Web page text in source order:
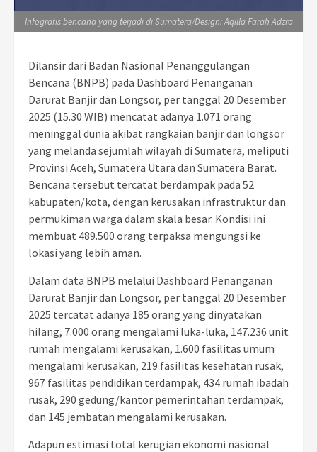
Infografis bencana yang terjadi di Sumatera/Design: Aqilla Farah Adzra
Dilansir dari Badan Nasional Penanggulangan
Bencana (BNPB) pada Dashboard Penanganan
Darurat Banjir dan Longsor, per tanggal 20 Desember
2025 (15.30 WIB) mencatat adanya 1.071 orang
meninggal dunia akibat rangkaian banjir dan longsor
yang melanda sejumlah wilayah di Sumatera, meliputi
Provinsi Aceh, Sumatera Utara dan Sumatera Barat.
Bencana tersebut tercatat berdampak pada 52
kabupaten/kota, dengan kerusakan infrastruktur dan
permukiman warga dalam skala besar. Kondisi ini
membuat 489.500 orang terpaksa mengungsi ke
lokasi yang lebih aman.
Dalam data BNPB melalui Dashboard Penanganan
Darurat Banjir dan Longsor, per tanggal 20 Desember
2025 tercatat adanya 185 orang yang dinyatakan
hilang, 7.000 orang mengalami luka-luka, 147.236 unit
rumah mengalami kerusakan, 1.600 fasilitas umum
mengalami kerusakan, 219 fasilitas kesehatan rusak,
967 fasilitas pendidikan terdampak, 434 rumah ibadah
rusak, 290 gedung/kantor pemerintahan terdampak,
dan 145 jembatan mengalami kerusakan.
Adapun estimasi total kerugian ekonomi nasional